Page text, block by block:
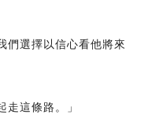
們選擇以信心看他將來
這條路。」